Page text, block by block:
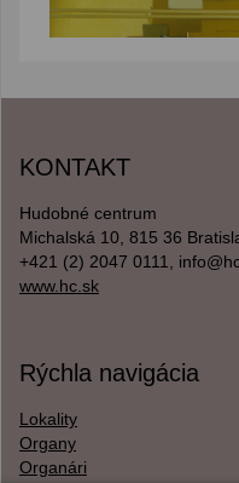
KONTAKT
Hudobné centrum
Michalská 10, 815 36
+421 (2) 2047 0111,
www.hc.sk
Rýchla navigácia
Lokality
Organy
Organári